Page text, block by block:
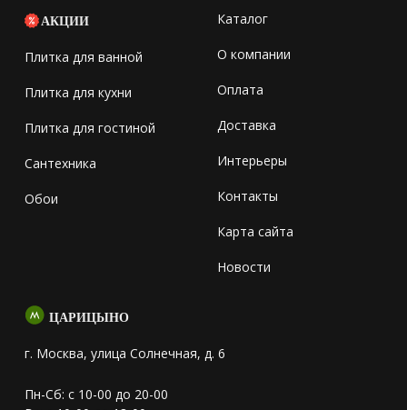
АКЦИИ
Плитка для ванной
Плитка для кухни
Плитка для гостиной
Сантехника
Обои
Каталог
О компании
Оплата
Доставка
Интерьеры
Контакты
Карта сайта
Новости
ЦАРИЦЫНО
г. Москва, улица Солнечная, д. 6
Пн-Сб: с 10-00 до 20-00